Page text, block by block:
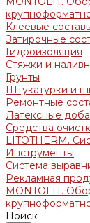
Клеевые
Затирочные
Гидроизоляция
Стяжки и
Грунты
Штукатурки и
Ремонтные
Латексные
Средства
LITOTHERM.
Инструменты
Система
Рекламная
MONTOLIT.
Поиск